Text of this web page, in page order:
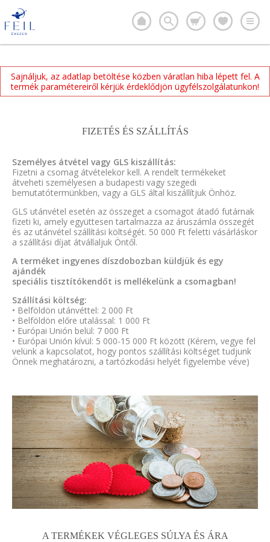
Sajnáljuk, az adatlap betöltése közben váratlan hiba lépett fel. A
termék paramétereiről kérjük érdeklődjön ügyfélszolgálatunkon!
FIZETÉS ÉS SZÁLLÍTÁS
Személyes átvétel vagy GLS kiszállítás:
Fizetni a csomag átvételekor kell. A rendelt termékeket
átveheti személyesen a budapesti vagy szegedi
bemutatótermünkben, vagy a GLS által kiszállítjuk Önhöz.
GLS utánvétel esetén az összeget a csomagot átadó futárnak
fizeti ki, amely együttesen tartalmazza az áruszámla összegét
és az utánvétel szállítási költségét. 50 000 Ft feletti vásárláskor
a szállítási díjat átvállaljuk Öntől.
A terméket ingyenes díszdobozban küldjük és egy
ajándék
speciális tisztítókendőt is mellékelünk a csomagban!
Szállítási költség:
• Belföldön utánvéttel: 2 000 Ft
• Belföldön előre utalással: 1 000 Ft
• Európai Unión belül: 7 000 Ft
• Európai Unión kívül: 5 000-15 000 Ft között (Kérem, vegye fel
velünk a kapcsolatot, hogy pontos szállítási költséget tudjunk
Önnek meghatározni, a tartózkodási helyét figyelembe véve)
A TERMÉKEK VÉGLEGES SÚLYA ÉS ÁRA